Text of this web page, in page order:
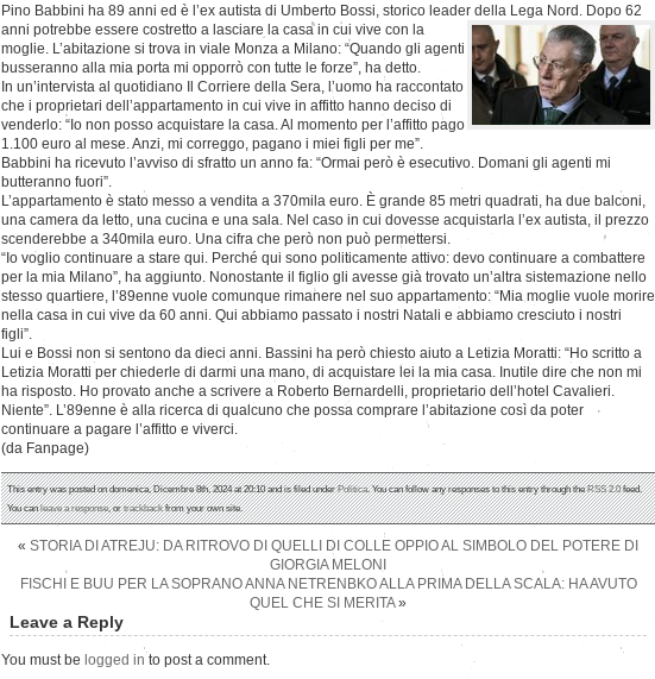
Pino Babbini ha 89 anni ed è l’ex autista di Umberto Bossi, storico leader della Lega Nord. Dopo 62
anni potrebbe essere costretto a lasciare la casa in cui vive con la
moglie. L’abitazione si trova in viale Monza a Milano: “Quando gli agenti
busseranno alla mia porta mi opporrò con tutte le forze”, ha detto.
In un’intervista al quotidiano Il Corriere della Sera, l’uomo ha raccontato
che i proprietari dell’appartamento in cui vive in affitto hanno deciso di
venderlo: “Io non posso acquistare la casa. Al momento per l’affitto pago
1.100 euro al mese. Anzi, mi correggo, pagano i miei figli per me”.
Babbini ha ricevuto l’avviso di sfratto un anno fa: “Ormai però è esecutivo. Domani gli agenti mi
butteranno fuori”.
L’appartamento è stato messo a vendita a 370mila euro. È grande 85 metri quadrati, ha due balconi,
una camera da letto, una cucina e una sala. Nel caso in cui dovesse acquistarla l’ex autista, il prezzo
scenderebbe a 340mila euro. Una cifra che però non può permettersi.
“Io voglio continuare a stare qui. Perché qui sono politicamente attivo: devo continuare a combattere
per la mia Milano”, ha aggiunto. Nonostante il figlio gli avesse già trovato un’altra sistemazione nello
stesso quartiere, l’89enne vuole comunque rimanere nel suo appartamento: “Mia moglie vuole morire
nella casa in cui vive da 60 anni. Qui abbiamo passato i nostri Natali e abbiamo cresciuto i nostri
figli”.
Lui e Bossi non si sentono da dieci anni. Bassini ha però chiesto aiuto a Letizia Moratti: “Ho scritto a
Letizia Moratti per chiederle di darmi una mano, di acquistare lei la mia casa. Inutile dire che non mi
ha risposto. Ho provato anche a scrivere a Roberto Bernardelli, proprietario dell’hotel Cavalieri.
Niente”. L’89enne è alla ricerca di qualcuno che possa comprare l’abitazione così da poter
continuare a pagare l’affitto e viverci.
(da Fanpage)
This entry was posted on domenica, Dicembre 8th, 2024 at 20:10 and is filed underPolitica. You can follow any responses to this entry through theRSS 2.0feed.
You canleave a response, ortrackbackfrom your own site.
« STORIA DI ATREJU: DA RITROVO DI QUELLI DI COLLE OPPIO AL SIMBOLO DEL POTERE DI
GIORGIA MELONI
FISCHI E BUU PER LA SOPRANO ANNA NETRENBKO ALLA PRIMA DELLA SCALA: HA AVUTO
QUEL CHE SI MERITA»
Leave a Reply
You must be logged in to post a comment.